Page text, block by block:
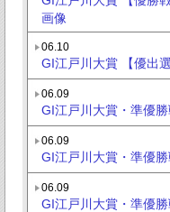
画像
06.10
GI江戸川大賞 【優出選
06.09
GI江戸川大賞・準優勝
06.09
GI江戸川大賞・準優勝
06.09
GI江戸川大賞・準優勝